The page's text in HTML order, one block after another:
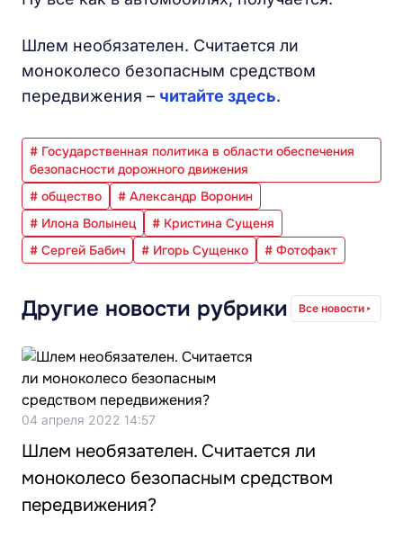
Шлем необязателен. Считается ли
моноколесо безопасным средством
передвижения – читайте здесь.
# Государственная политика в области обеспечения
безопасности дорожного движения
# общество
# Александр Воронин
# Илона Волынец
# Кристина Сущеня
# Сергей Бабич
# Игорь Сущенко # Фотофакт
Другие новости рубрики Все новости
04 апреля 2022 14:57
Шлем необязателен. Считается ли
моноколесо безопасным средством
передвижения?